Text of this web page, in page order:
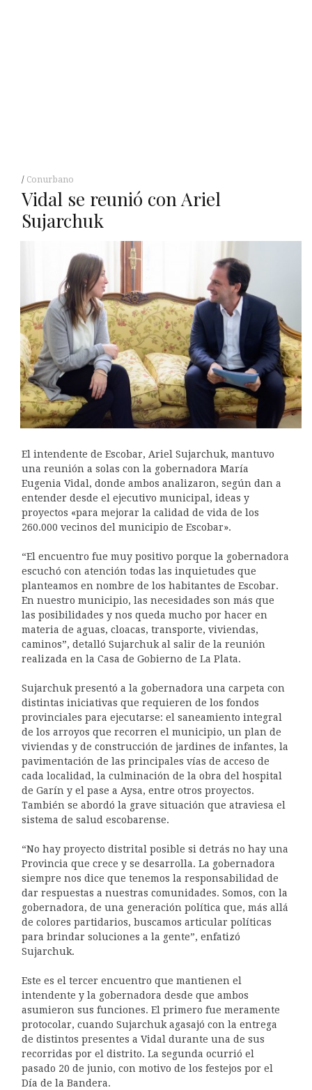
Conurbano
Vidal se reunió con Ariel
Sujarchuk
El intendente de Escobar, Ariel Sujarchuk, mantuvo
una reunión a solas con la gobernadora María
Eugenia Vidal, donde ambos analizaron, según dan a
entender desde el ejecutivo municipal, ideas y
proyectos «para mejorar la calidad de vida de los
260.000 vecinos del municipio de Escobar».
“El encuentro fue muy positivo porque la gobernadora
escuchó con atención todas las inquietudes que
planteamos en nombre de los habitantes de Escobar.
En nuestro municipio, las necesidades son más que
las posibilidades y nos queda mucho por hacer en
materia de aguas, cloacas, transporte, viviendas,
caminos”, detalló Sujarchuk al salir de la reunión
realizada en la Casa de Gobierno de La Plata.
Sujarchuk presentó a la gobernadora una carpeta con
distintas iniciativas que requieren de los fondos
provinciales para ejecutarse: el saneamiento integral
de los arroyos que recorren el municipio, un plan de
viviendas y de construcción de jardines de infantes, la
pavimentación de las principales vías de acceso de
cada localidad, la culminación de la obra del hospital
de Garín y el pase a Aysa, entre otros proyectos.
También se abordó la grave situación que atraviesa el
sistema de salud escobarense.
“No hay proyecto distrital posible si detrás no hay una
Provincia que crece y se desarrolla. La gobernadora
siempre nos dice que tenemos la responsabilidad de
dar respuestas a nuestras comunidades. Somos, con la
gobernadora, de una generación política que, más allá
de colores partidarios, buscamos articular políticas
para brindar soluciones a la gente”, enfatizó
Sujarchuk.
Este es el tercer encuentro que mantienen el
intendente y la gobernadora desde que ambos
asumieron sus funciones. El primero fue meramente
protocolar, cuando Sujarchuk agasajó con la entrega
de distintos presentes a Vidal durante una de sus
recorridas por el distrito. La segunda ocurrió el
pasado 20 de junio, con motivo de los festejos por el
Día de la Bandera.